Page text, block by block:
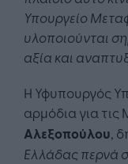
Υπουργείο
υλοποιούνται
αξία και
Η Υφυπουργός
αρμόδια για
Αλεξοπούλου,
Ελλάδας περνά